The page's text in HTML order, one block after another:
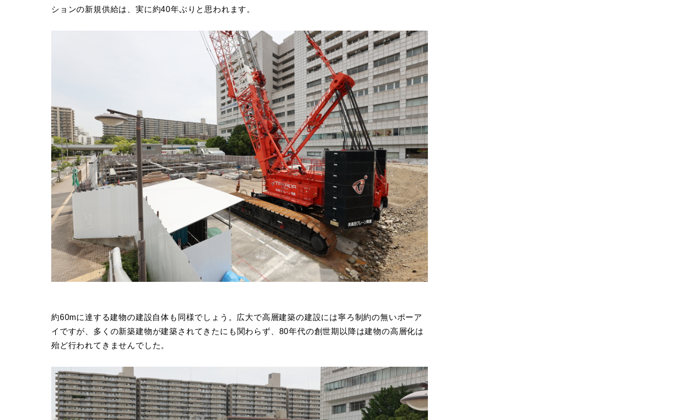
ションの新規供給は、実に約40年ぶりと思われます。
約60mに達する建物の建設自体も同様でしょう。広大で高層建築の建設には寧ろ制約の無いポーア
イですが、多くの新築建物が建築されてきたにも関わらず、80年代の創世期以降は建物の高層化は
殆ど行われてきませんでした。